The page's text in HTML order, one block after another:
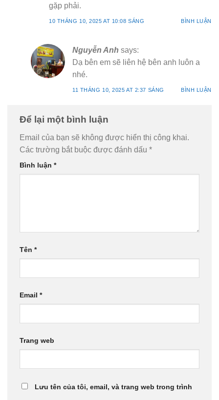
gặp phải.
10 THÁNG 10, 2025 AT 10:08 SÁNG BÌNH LUẬN
Nguyễn Anh says:
Dạ bên em sẽ liên hệ bên anh luôn a
nhé.
11 THÁNG 10, 2025 AT 2:37 SÁNG BÌNH LUẬN
Để lại một bình luận
Email của bạn sẽ không được hiển thị công khai.
Các trường bắt buộc được đánh dấu *
Bình luận *
Tên *
Email *
Trang web
Lưu tên của tôi, email, và trang web trong trình